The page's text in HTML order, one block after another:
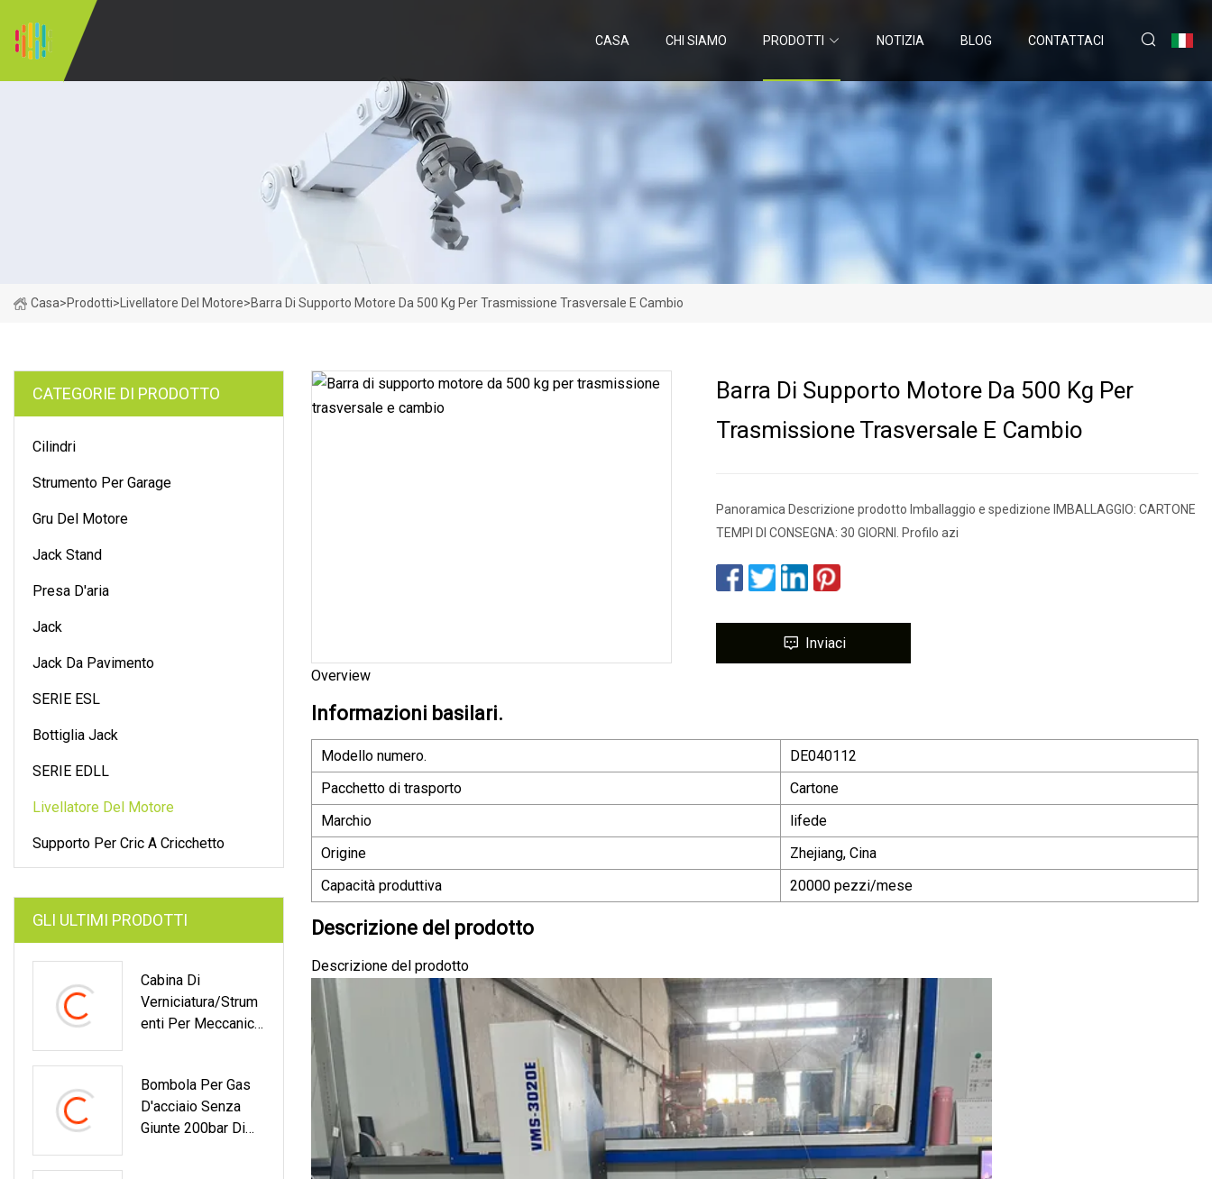
CASA CHI SIAMO PRODOTTI NOTIZIA BLOG CONTATTACI
Casa>Prodotti> Livellatore Del Motore>Barra Di Supporto Motore Da 500 Kg Per Trasmissione Trasversale E Cambio
CATEGORIE DI PRODOTTO
Cilindri
Strumento Per Garage
Gru Del Motore
Jack Stand
Presa D'aria
Jack
Jack Da Pavimento
SERIE ESL
Bottiglia Jack
SERIE EDLL
Livellatore Del Motore
Supporto Per Cric A Cricchetto
GLI ULTIMI PRODOTTI
Cabina Di
Verniciatura/Strum
Enti Per Meccanici
Autobus/Sala Di
Verniciatura Per
Camion
Bombola Per Gas
D'acciaio Senza
Giunte 200bar Di
Barra Di Supporto Motore Da 500 Kg Per
Trasmissione Trasversale E Cambio
Panoramica Descrizione prodotto Imballaggio e spedizione IMBALLAGGIO: CARTONE
TEMPI DI CONSEGNA: 30 GIORNI. Profilo azi
Inviaci
Overview
Informazioni basilari.
Modello numero.
DE040112
Pacchetto di trasporto
Cartone
Marchio
lifede
Origine
Zhejiang, Cina
Capacità produttiva
20000 pezzi/mese
Descrizione del prodotto
Descrizione del prodotto